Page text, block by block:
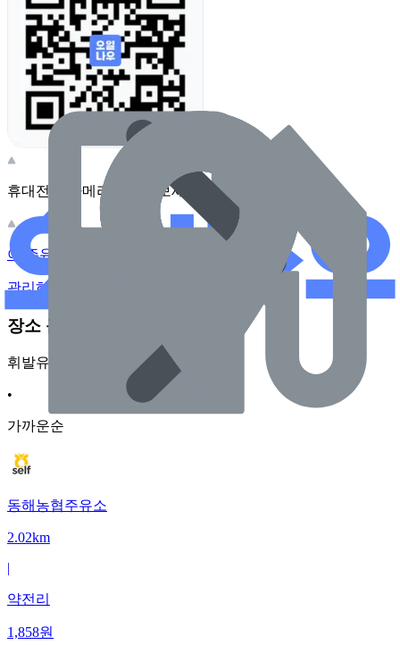
휴대전화 카메라로 찍어보세요
이 주유소의 사장님이신가요?
관리하기
장소 근처 주유소
휘발유
•
가까운순
동해농협주유소
2.02km
|
약전리
1,858원